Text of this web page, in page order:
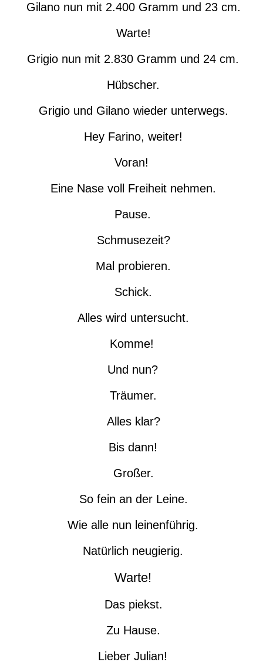
Gilano nun mit 2.400 Gramm und 23 cm.
Warte!
Grigio nun mit 2.830 Gramm und 24 cm.
Hübscher.
Grigio und Gilano wieder unterwegs.
Hey Farino, weiter!
Voran!
Eine Nase voll Freiheit nehmen.
Pause.
Schmusezeit?
Mal probieren.
Schick.
Alles wird untersucht.
Komme!
Und nun?
Träumer.
Alles klar?
Bis dann!
Großer.
So fein an der Leine.
Wie alle nun leinenführig.
Natürlich neugierig.
Warte!
Das piekst.
Zu Hause.
Lieber Julian!